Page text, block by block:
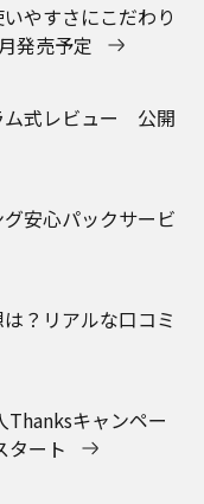
やすさにこだわり
発売予定
ム式レビュー 公開
安心パックサービ
？リアルな口コミ
Thanksキャンペー
ート